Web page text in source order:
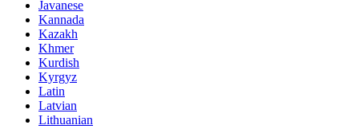
Javanese
Kannada
Kazakh
Khmer
Kurdish
Kyrgyz
Latin
Latvian
Lithuanian